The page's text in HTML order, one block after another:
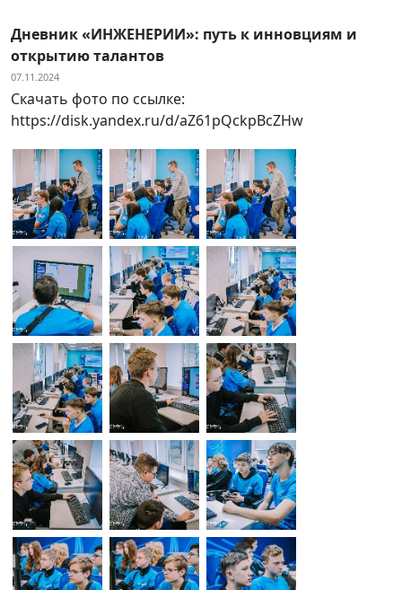
Дневник «ИНЖЕНЕРИИ»: путь к инновциям и
открытию талантов
07.11.2024
Скачать фото по ссылке:
https://disk.yandex.ru/d/aZ61pQckpBcZHw